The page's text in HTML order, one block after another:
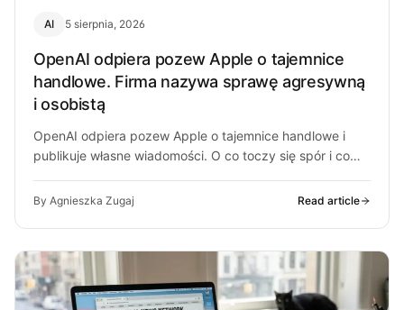
AI 5 sierpnia, 2026
OpenAI odpiera pozew Apple o tajemnice
handlowe. Firma nazywa sprawę agresywną
i osobistą
OpenAI odpiera pozew Apple o tajemnice handlowe i
publikuje własne wiadomości. O co toczy się spór i co
By Agnieszka Zugaj Read article